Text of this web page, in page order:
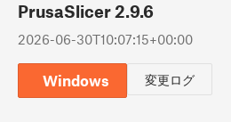
PrusaSlicer 2.9.6
2026-06-30T10:07:15+00:00
Windows 変更ログ